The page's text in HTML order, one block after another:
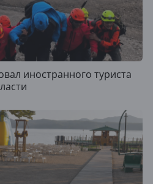
иностранного туриста